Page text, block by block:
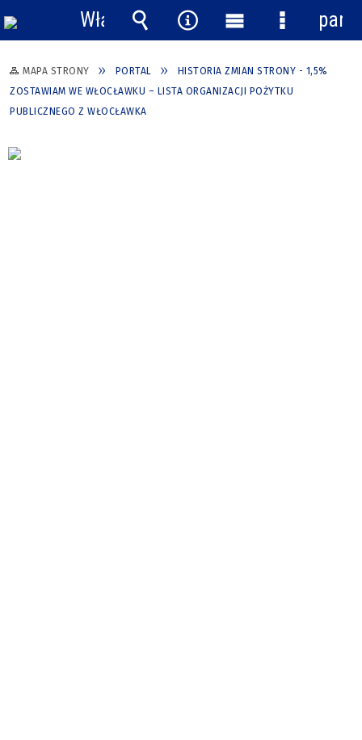
MAPA STRONY PORTAL
HISTORIA ZMIAN STRONY - 1,5%
ZOSTAWIAM WE WŁOCŁAWKU – LISTA ORGANIZACJI POŻYTKU
PUBLICZNEGO Z WŁOCŁAWKA
Włącz
powiadomienia
Wyszukiwarka
Narzędzia
Menu
główne
Menu
panel